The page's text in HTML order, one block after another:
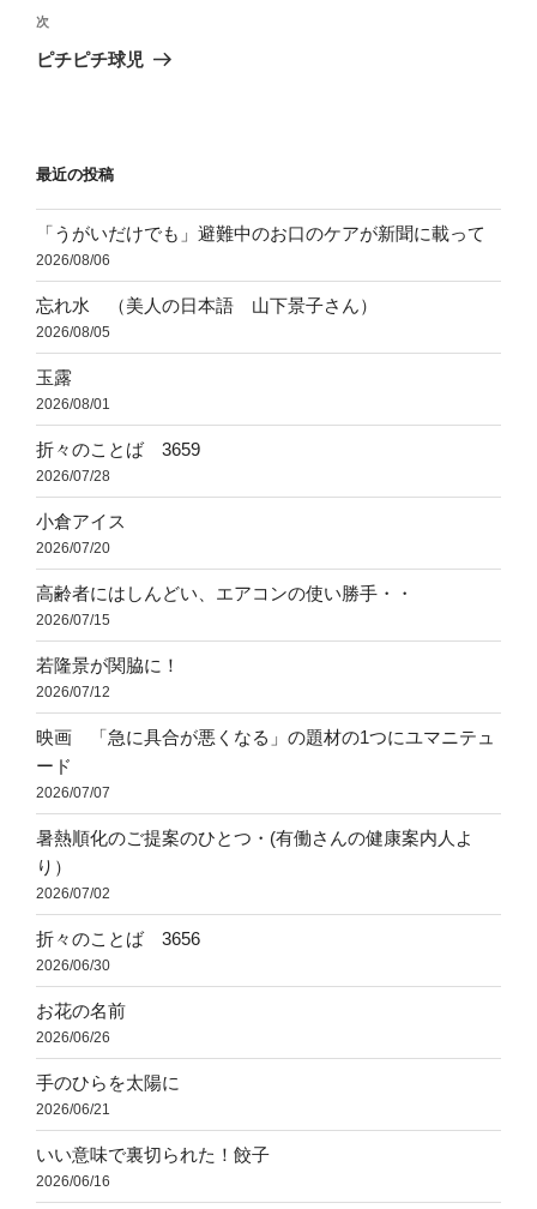
ビ
ゲ
ン
稿
次
の
次
ピチピチ球児
最近の投稿
「うがいだけでも」避難中のお口のケアが新聞に載って
2026/08/06
忘れ水 （美人の日本語 山下景子さん）
2026/08/05
玉露
2026/08/01
折々のことば 3659
2026/07/28
小倉アイス
2026/07/20
高齢者にはしんどい、エアコンの使い勝手・・
2026/07/15
若隆景が関脇に！
2026/07/12
映画 「急に具合が悪くなる」の題材の1つにユマニテュ
ード
2026/07/07
暑熱順化のご提案のひとつ・(有働さんの健康案内人よ
り）
2026/07/02
折々のことば 3656
2026/06/30
お花の名前
2026/06/26
手のひらを太陽に
2026/06/21
いい意味で裏切られた！餃子
2026/06/16